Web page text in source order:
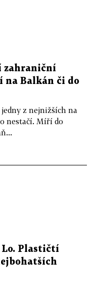
zahraniční
na Balkán či do
z nejnižších na
nestačí. Míří do
Lo. Plastičtí